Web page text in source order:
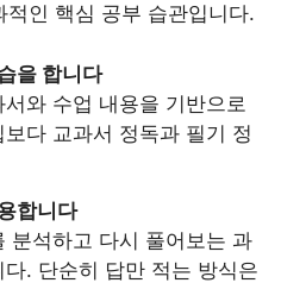
인 핵심 공부 습관입니다.
을 합니다
와 수업 내용을 기반으로
다 교과서 정독과 필기 정
합니다
분석하고 다시 풀어보는 과
. 단순히 답만 적는 방식은